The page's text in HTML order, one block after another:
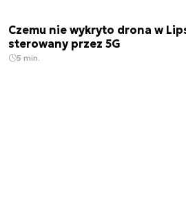
Czemu nie wykryto drona w
sterowany przez 5G
5 min.